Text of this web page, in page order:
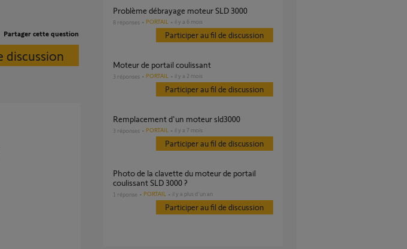
Partager cette question
discussion
problème débrayage moteur SLD 3000
8 réponses PORTAIL il y a 6 mois
Participer au fil de discussion
moteur de portail coulissant
3 réponses PORTAIL il y a 2 mois
Participer au fil de discussion
remplacement d'un moteur sld3000
3 réponses PORTAIL il y a 7 mois
Participer au fil de discussion
Photo de la clavette du moteur de portail
coulissant SLD 3000 ?
1 réponse PORTAIL il y a plus d'un an
Participer au fil de discussion